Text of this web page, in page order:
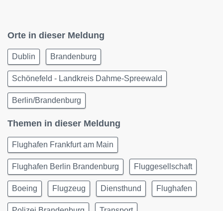
Orte in dieser Meldung
Dublin Brandenburg
Schönefeld - Landkreis Dahme-Spreewald
Berlin/Brandenburg
Themen in dieser Meldung
Flughafen Frankfurt am Main
Flughafen Berlin Brandenburg Fluggesellschaft
Boeing Flugzeug Diensthund Flughafen